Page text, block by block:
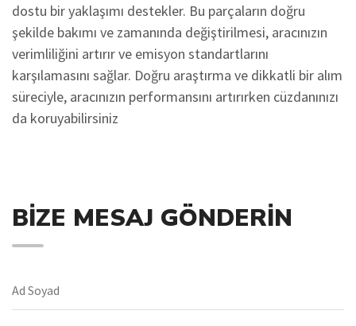
dostu bir yaklaşımı destekler. Bu parçaların doğru
şekilde bakımı ve zamanında değiştirilmesi, aracınızın
verimliliğini artırır ve emisyon standartlarını
karşılamasını sağlar. Doğru araştırma ve dikkatli bir alım
süreciyle, aracınızın performansını artırırken cüzdanınızı
da koruyabilirsiniz
BIZE MESAJ GÖNDERIN